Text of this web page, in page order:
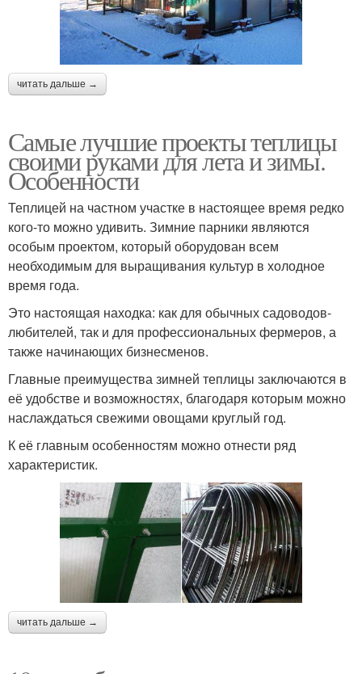
читать дальше →
Самые лучшие проекты теплицы
своими руками для лета и зимы.
Особенности
Теплицей на частном участке в настоящее время редко
кого-то можно удивить. Зимние парники являются
особым проектом, который оборудован всем
необходимым для выращивания культур в холодное
время года.
Это настоящая находка: как для обычных садоводов-
любителей, так и для профессиональных фермеров, а
также начинающих бизнесменов.
Главные преимущества зимней теплицы заключаются в
её удобстве и возможностях, благодаря которым можно
наслаждаться свежими овощами круглый год.
К её главным особенностям можно отнести ряд
характеристик.
читать дальше →